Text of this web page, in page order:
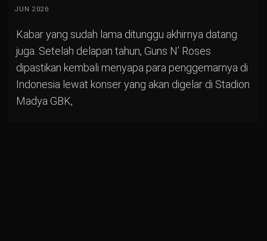
JUN 2026
Kabar yang sudah lama ditunggu akhirnya datang
juga. Setelah delapan tahun, Guns N’ Roses
dipastikan kembali menyapa para penggemarnya di
Indonesia lewat konser yang akan digelar di Stadion
Madya GBK,